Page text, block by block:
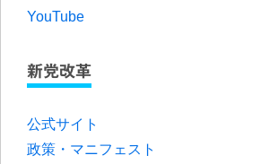
YouTube
新党改革
公式サイト
政策・マニフェスト